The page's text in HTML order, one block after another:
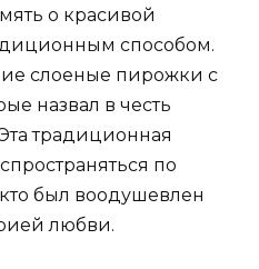
о красивой
способом.
слоеные пирожки с
назвал в честь
традиционная
по
был воодушевлен
любви.